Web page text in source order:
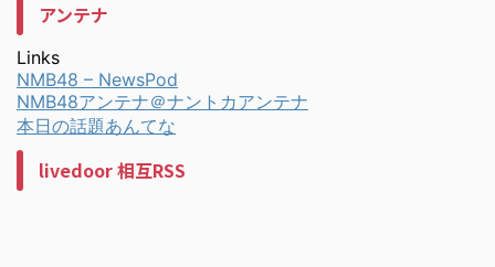
アンテナ
Links
NMB48 – NewsPod
NMB48アンテナ＠ナントカアンテナ
本日の話題あんてな
livedoor 相互RSS